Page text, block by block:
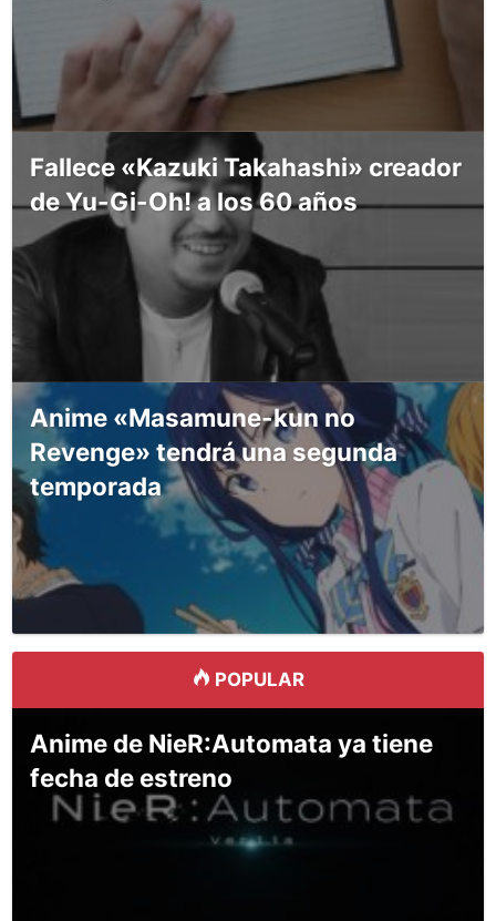
Fallece «Kazuki Takahashi» creador
de Yu-Gi-Oh! a los 60 años
Anime «Masamune-kun no
Revenge» tendrá una segunda
temporada
POPULAR
Anime de NieR:Automata ya tiene
fecha de estreno